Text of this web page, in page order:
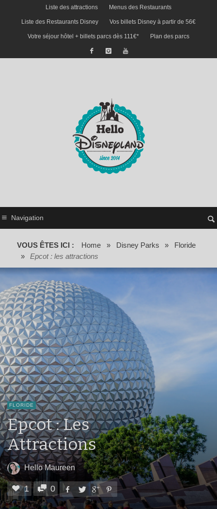
Liste des attractions Menus des Restaurants
Liste des Restaurants Disney Vos billets Disney à partir de 56€
Votre séjour hôtel + billets parcs dès 111€* Plan des parcs
Navigation
VOUS ÊTES ICI : Home » Disney Parks »
Floride
»
Epcot : les attractions
FLORIDE
Epcot : Les
Attractions
Hello Maureen
1 0